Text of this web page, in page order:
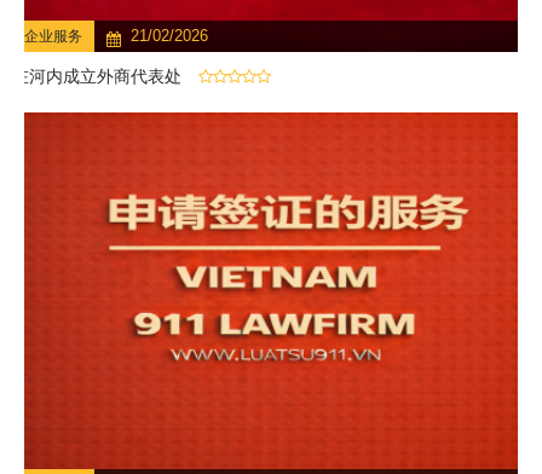
企业服务 21/02/2026
在河内成立外商代表处